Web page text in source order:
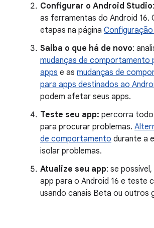
Configurar o Android Studio
as ferramentas do Android 16.
etapas na página
Saiba o que há de novo:
mudanças de comportamento
apps e as mudanças de
para apps destinados ao
podem afetar seus apps.
Teste seu app: percorra
para procurar problemas.
de comportamento durante a
isolar problemas.
Atualize seu app: se
app para o Android 16 e teste
usando canais Beta ou outros